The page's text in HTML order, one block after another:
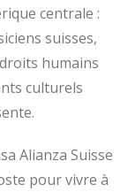
centrale :
suisses,
humains
culturels
Alianza Suisse
pour vivre à